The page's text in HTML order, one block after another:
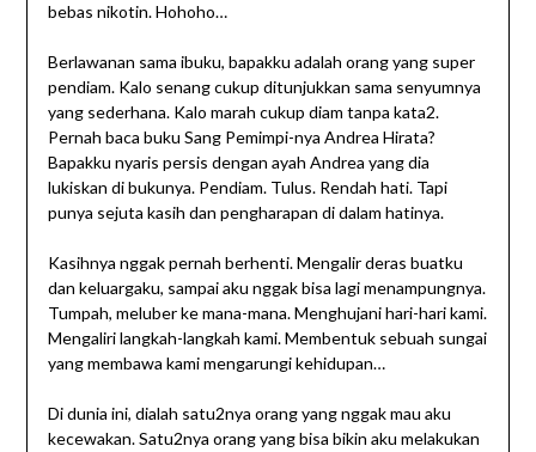
bebas nikotin. Hohoho…
Berlawanan sama ibuku, bapakku adalah orang yang super
pendiam. Kalo senang cukup ditunjukkan sama senyumnya
yang sederhana. Kalo marah cukup diam tanpa kata2.
Pernah baca buku Sang Pemimpi-nya Andrea Hirata?
Bapakku nyaris persis dengan ayah Andrea yang dia
lukiskan di bukunya. Pendiam. Tulus. Rendah hati. Tapi
punya sejuta kasih dan pengharapan di dalam hatinya.
Kasihnya nggak pernah berhenti. Mengalir deras buatku
dan keluargaku, sampai aku nggak bisa lagi menampungnya.
Tumpah, meluber ke mana-mana. Menghujani hari-hari kami.
Mengaliri langkah-langkah kami. Membentuk sebuah sungai
yang membawa kami mengarungi kehidupan…
Di dunia ini, dialah satu2nya orang yang nggak mau aku
kecewakan. Satu2nya orang yang bisa bikin aku melakukan